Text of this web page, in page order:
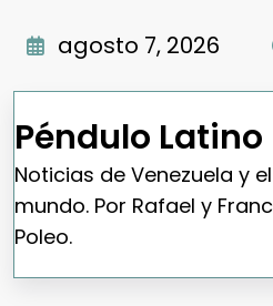
agosto 7, 2026
Péndulo Latino
Noticias de Venezuela y el
mundo. Por Rafael y
Poleo.